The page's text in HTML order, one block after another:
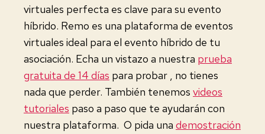
virtuales perfecta es clave para su evento
híbrido. Remo es una plataforma de eventos
virtuales ideal para el evento híbrido de tu
asociación. Echa un vistazo a nuestra prueba
gratuita de 14 días para probar , no tienes
nada que perder. También tenemos videos
tutoriales paso a paso que te ayudarán con
nuestra plataforma. O pida una demostración